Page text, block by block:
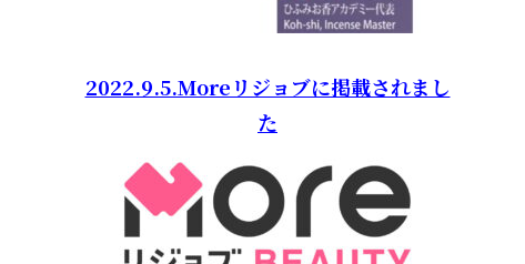
2022.9.5.Moreリジョブに掲載されまし
た